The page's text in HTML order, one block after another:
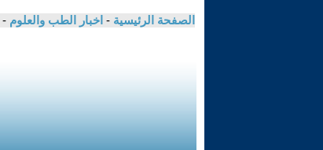
الصفحة الرئيسية - اخبار الطب والعلوم -